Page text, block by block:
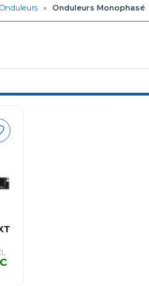
Onduleurs » Onduleurs Monophasé